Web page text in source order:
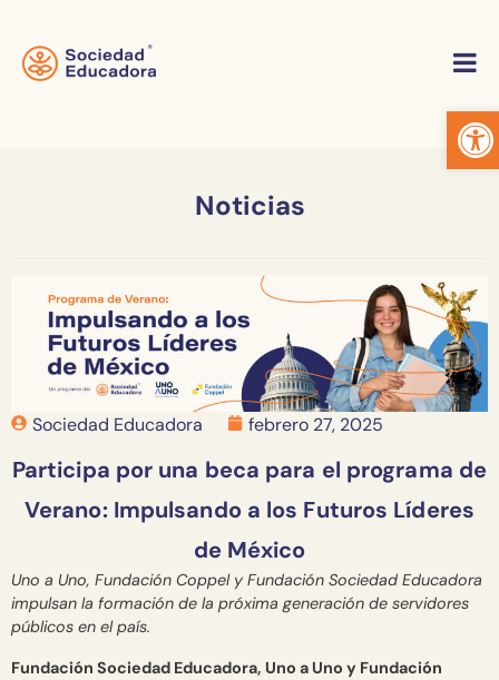
Noticias
Sociedad Educadora febrero 27, 2025
Participa por una beca para el programa de
Verano: Impulsando a los Futuros Líderes
de México
Uno a Uno, Fundación Coppel y Fundación Sociedad Educadora
impulsan la formación de la próxima generación de servidores
públicos en el país.
Fundación Sociedad Educadora, Uno a Uno y Fundación